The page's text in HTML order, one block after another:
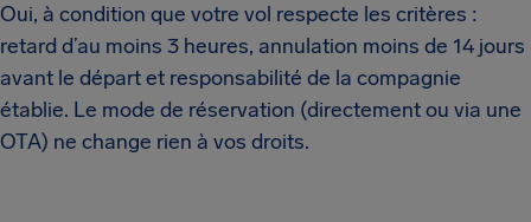
Oui, à condition que votre vol respecte les critères :
retard d’au moins 3 heures, annulation moins de 14 jours
avant le départ et responsabilité de la compagnie
établie. Le mode de réservation (directement ou via une
OTA) ne change rien à vos droits.